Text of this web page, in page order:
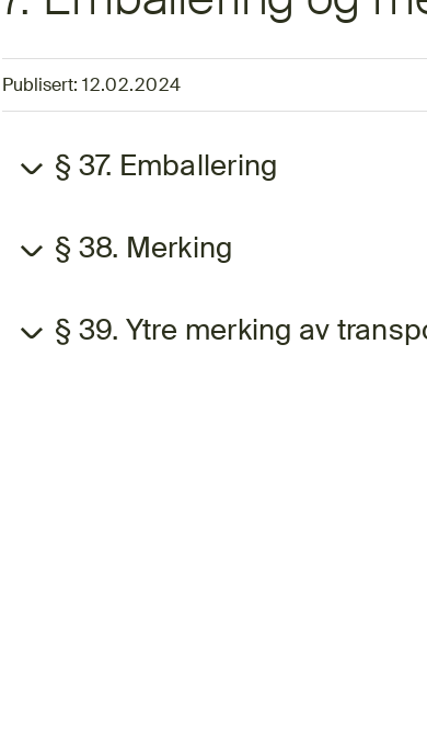
Publisert: 12.02.2024
§ 37. Emballering
§ 38. Merking
§ 39. Ytre merking av